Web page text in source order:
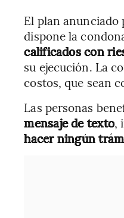
El plan anunciado
dispone la
calificados con
su ejecución. La
costos, que sean
Las personas
mensaje de texto,
hacer ningún